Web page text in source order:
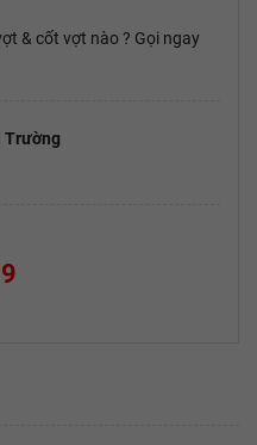
& cốt vợt nào ? Gọi ngay
Trường